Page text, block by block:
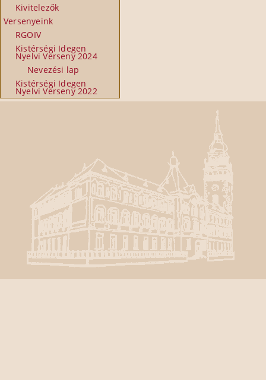
Kivitelezők
Versenyeink
RGOIV
Kistérségi Idegen
Nyelvi Verseny 2024
Nevezési lap
Kistérségi Idegen
Nyelvi Verseny 2022